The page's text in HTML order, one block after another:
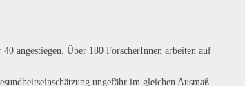
angestiegen. Über 180 ForscherInnen arbeiten auf
ungefähr im gleichen Ausmaß